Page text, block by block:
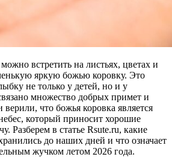
встретить на листьях, цветах и
яркую божью коровку. Это
не только у детей, но и у
множество добрых примет и
что божья коровка является
который приносит хорошие
Разберем в статье Rsute.ru, какие
до наших дней и что означает
жучком летом 2026 года.